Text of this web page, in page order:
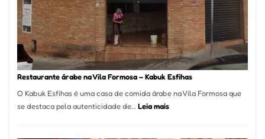
Descartáveis
no
Taboão
da
Serra
SP
Restaurante árabe na Vila Formosa – Kabuk Esfihas
O Kabuk Esfihas é uma casa de comida árabe na Vila Formosa que
se destaca pela autenticidade de…Leia mais: